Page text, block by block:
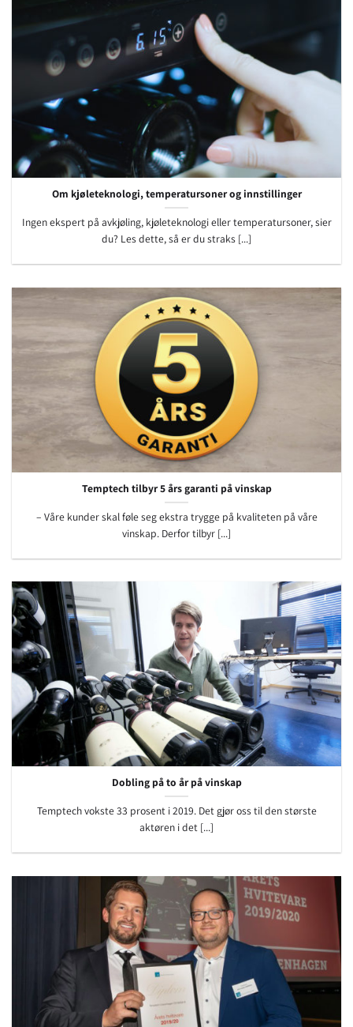
Om kjøleteknologi, temperatursoner og innstillinger
Ingen ekspert på avkjøling, kjøleteknologi eller temperatursoner, sier
du? Les dette, så er du straks [...]
Temptech tilbyr 5 års garanti på vinskap
– Våre kunder skal føle seg ekstra trygge på kvaliteten på våre
vinskap. Derfor tilbyr [...]
Dobling på to år på vinskap
Temptech vokste 33 prosent i 2019. Det gjør oss til den største
aktøren i det [...]